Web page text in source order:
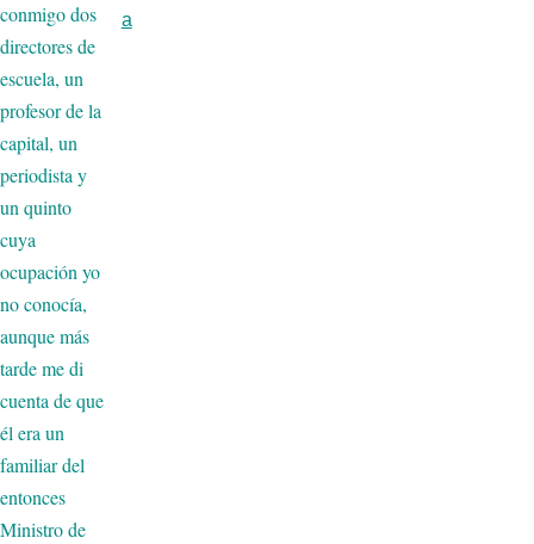
conmigo dos
directores de
escuela, un
profesor de la
capital, un
periodista y
un quinto
cuya
ocupación yo
no conocía,
aunque más
tarde me di
cuenta de que
él era un
familiar del
entonces
Ministro de
a